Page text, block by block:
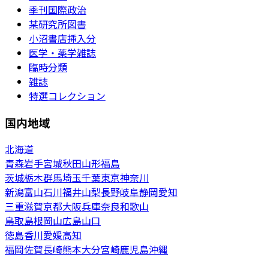
季刊国際政治
某研究所図書
小沼書店挿入分
医学・薬学雑誌
臨時分類
雑誌
特選コレクション
国内地域
北海道
青森岩手宮城秋田山形福島
茨城栃木群馬埼玉千葉東京神奈川
新潟富山石川福井山梨長野岐阜静岡愛知
三重滋賀京都大阪兵庫奈良和歌山
鳥取島根岡山広島山口
徳島香川愛媛高知
福岡佐賀長崎熊本大分宮崎鹿児島沖縄